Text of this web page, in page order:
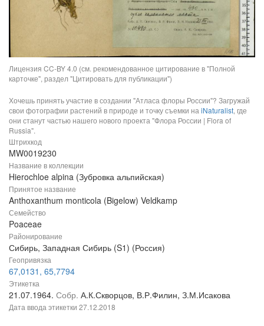
Лицензия CC-BY 4.0 (см. рекомендованное цитирование в "Полной
карточке", раздел "Цитировать для публикации")
Хочешь принять участие в создании "Атласа флоры России"? Загружай
свои фотографии растений в природе и точку съемки на iNaturalist, где
они станут частью нашего нового проекта "Флора России | Flora of
Russia".
Штрихкод
MW0019230
Название в коллекции
Hierochloe alpina (Зубровка альпийская)
Принятое название
Anthoxanthum monticola (Bigelow) Veldkamp
Семейство
Poaceae
Районирование
Сибирь, Западная Сибирь (S1) (Россия)
Геопривязка
67,0131, 65,7794
Этикетка
21.07.1964. Собр. А.К.Скворцов, В.Р.Филин, З.М.Исакова
Дата ввода этикетки 27.12.2018